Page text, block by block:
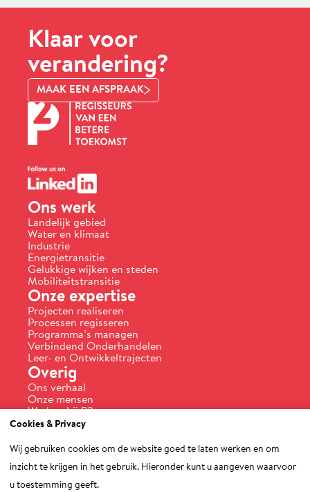
Klaar voor
verandering?
MAAK EEN AFSPRAAK
Ons werk
Landelijk gebied
Water en klimaat
Industrie
Energietransitie
Gelukkige wijken en steden
Mobiliteitstransitie
Onze expertise
Projecten realiseren
Processen regisseren
Programma’s managen
Verbindend Onderhandelen
Leer- en Ontwikkeltrajecten
Overig
Ons verhaal
Onze mensen
Werken bij P2
Actueel
Vakmeesters aan het woord
Cookies & Privacy
Wij gebruiken cookies om de website goed te laten werken en om
inzicht te krijgen in het gebruik. Hieronder kunt u aangeven waarvoor
u toestemming geeft.